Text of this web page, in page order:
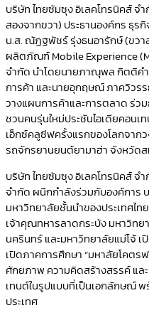
บริษัท ไทยซัมซุง อิเลคโทรนิคส์
สองจากขวา) ประธานองค์กร ธุร
น.ส. ณัฏฐพัชร์ รุ่งธนอารักษ์ (ขว
ผลิตภัณฑ์ Mobile Experience
จำกัด นำโดยนายภาณุพล กิตติค
การค้า และนายอุกฤษณ์ ภาควิว
วางแผนการค้าและการตลาด ร่
ชวนคนรุ่นใหม่ประชันไอเดียคอน
เอ็กซ์คลูซีฟครั้งแรกของโลกจาก
รถจักรยานยนต์ยามาฮ่า จังหวัด
บริษัท ไทยซัมซุง อิเลคโทรนิคส์ จ
จำกัด ผนึกกำลังร่วมกับองค์การ
มหาวิทยาลัยชั้นนำของประเทศไท
เจ้าคุณทหารลาดกระบัง มหาวิท
นครินทร์ และมหาวิทยาลัยแม่โจ้
เปิดภาคการศึกษา “มหาลัยโคตร
ศักยภาพ ความคิดสร้างสรรค์ แ
เทนต์ในรูปแบบที่เป็นเอกลักษณ์
ประเทศ